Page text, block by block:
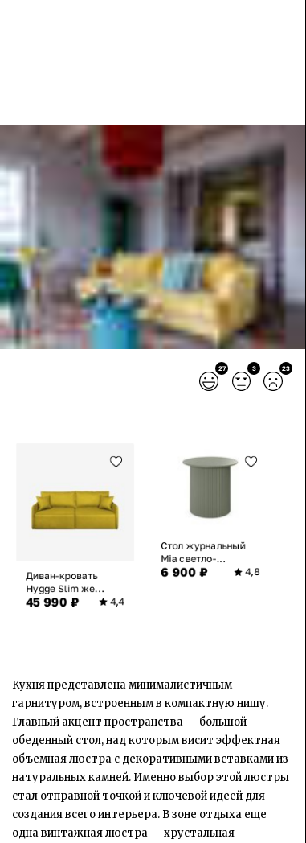
27 3 23
Диван-кровать
Hygge Slim же...
45 990 ₽ 4,4
Стол журнальный
Mia светло-...
6 900 ₽ 4,8
Кухня представлена минималистичным
гарнитуром, встроенным в компактную нишу.
Главный акцент пространства — большой
обеденный стол, над которым висит эффектная
объемная люстра с декоративными вставками из
натуральных камней. Именно выбор этой люстры
стал отправной точкой и ключевой идеей для
создания всего интерьера. В зоне отдыха еще
одна винтажная люстра — хрустальная —